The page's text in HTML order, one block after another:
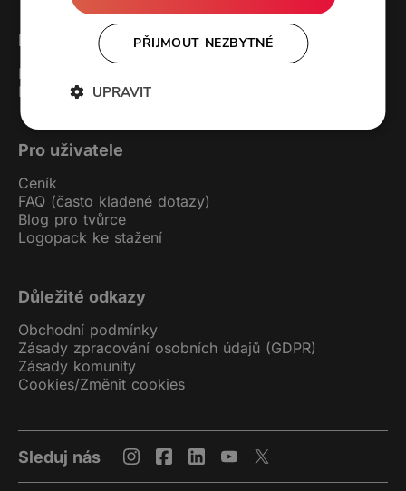
Forendors
Kontakt
Podcast studio
Pro uživatele
Ceník
FAQ (často kladené dotazy)
Blog pro tvůrce
Logopack ke stažení
Důležité odkazy
Obchodní podmínky
Zásady zpracování osobních údajů (GDPR)
Zásady komunity
Cookies/Změnit cookies
Sleduj nás
PŘIJMOUT NEZBYTNÉ
UPRAVIT